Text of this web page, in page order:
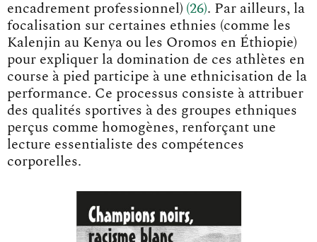
encadrement professionnel) 26 . Par ailleurs, la
focalisation sur certaines ethnies (comme les
Kalenjin au Kenya ou les Oromos en Éthiopie)
pour expliquer la domination de ces athlètes en
course à pied participe à une ethnicisation de la
performance. Ce processus consiste à attribuer
des qualités sportives à des groupes ethniques
perçus comme homogènes, renforçant une
lecture essentialiste des compétences
corporelles.